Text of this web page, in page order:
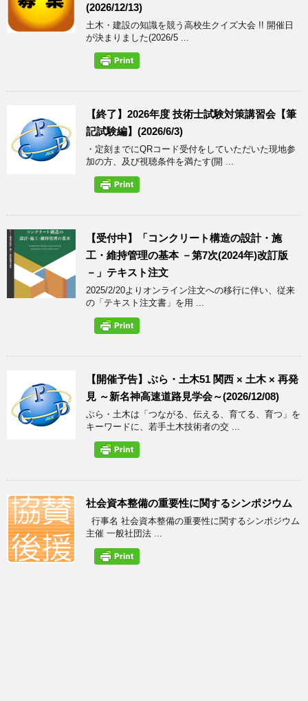
(2026/12/13)
土木・建設の知識を競う高校生クイズ大会 !! 開催日
が決まりました(2026/5 ...
【終了】2026年度 技術士試験対策講習会【筆
記試験編】(2026/6/3)
・定刻までにQRコード受付をしていただいた現地参
加の方、及び視聴条件を満たす(開 ...
【受付中】「コンクリート構造の設計・施
工・維持管理の基本 －第7次(2024年)改訂版
－」テキスト注文
2025/2/20よりオンライン注文への移行に伴い、従来
の「テキスト注文書」を用 ...
【開催予告】ぶら・土木51 関西 × 土木 × 再発
見 ～新名神高速道路見学会～(2026/12/08)
ぶら・土木は「つながる、伝える、育てる、育つ」を
キーワードに、若手土木技術者の交 ...
社会資本整備の重要性に関するシンポジウム
行事名 社会資本整備の重要性に関するシンポジウム
主催 一般社団法 ...